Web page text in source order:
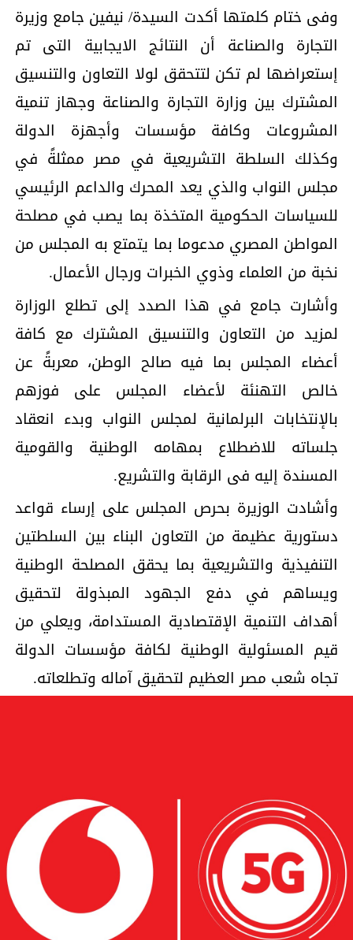
وفى ختام كلمتها أكدت السيدة/ نيفين جامع وزيرة
التجارة والصناعة أن النتائج الايجابية التى تم
إستعراضها لم تكن لتتحقق لولا التعاون والتنسيق
المشترك بين وزارة التجارة والصناعة وجهاز تنمية
المشروعات وكافة مؤسسات وأجهزة الدولة
وكذلك السلطة التشريعية في مصر ممثلةً في
مجلس النواب والذي يعد المحرك والداعم الرئيسي
للسياسات الحكومية المتخذة بما يصب في مصلحة
المواطن المصري مدعوما بما يتمتع به المجلس من
نخبة من العلماء وذوي الخبرات ورجال الأعمال.
وأشارت جامع في هذا الصدد إلى تطلع الوزارة
لمزيد من التعاون والتنسيق المشترك مع كافة
أعضاء المجلس بما فيه صالح الوطن، معربةً عن
خالص التهنئة لأعضاء المجلس على فوزهم
بالإنتخابات البرلمانية لمجلس النواب وبدء انعقاد
جلساته للاضطلاع بمهامه الوطنية والقومية
المسندة إليه فى الرقابة والتشريع.
وأشادت الوزيرة بحرص المجلس على إرساء قواعد
دستورية عظيمة من التعاون البناء بين السلطتين
التنفيذية والتشريعية بما يحقق المصلحة الوطنية
ويساهم في دفع الجهود المبذولة لتحقيق
أهداف التنمية الإقتصادية المستدامة، ويعلي من
قيم المسئولية الوطنية لكافة مؤسسات الدولة
تجاه شعب مصر العظيم لتحقيق آماله وتطلعاته.